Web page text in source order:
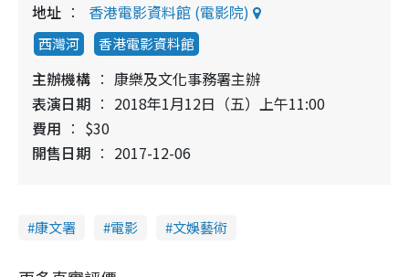
地址
香港電影資料館 (電影院)
西灣河 香港電影資料館
主辦機構
康樂及文化事務署主辦
表演日期
2018年1月12日（五）上午11:00
費用
$30
開售日期
2017-12-06
康文署 電影 文娛藝術